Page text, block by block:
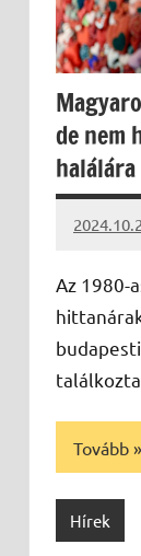
de nem
halálára
Az 1980-
Tovább
Hírek